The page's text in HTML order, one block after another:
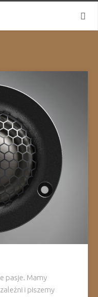
pasje. Mamy
i piszemy